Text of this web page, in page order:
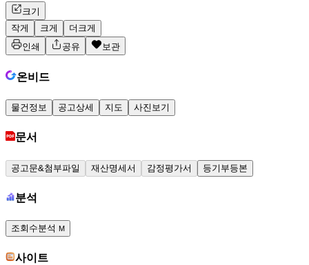
크기
작게
크게
더크게
인쇄
공유 보관
온비드
물건정보 공고상세 지도 사진보기
문서
공고문&첨부파일 재산명세서 감정평가서 등기부등본
분석
조회수분석 M
사이트